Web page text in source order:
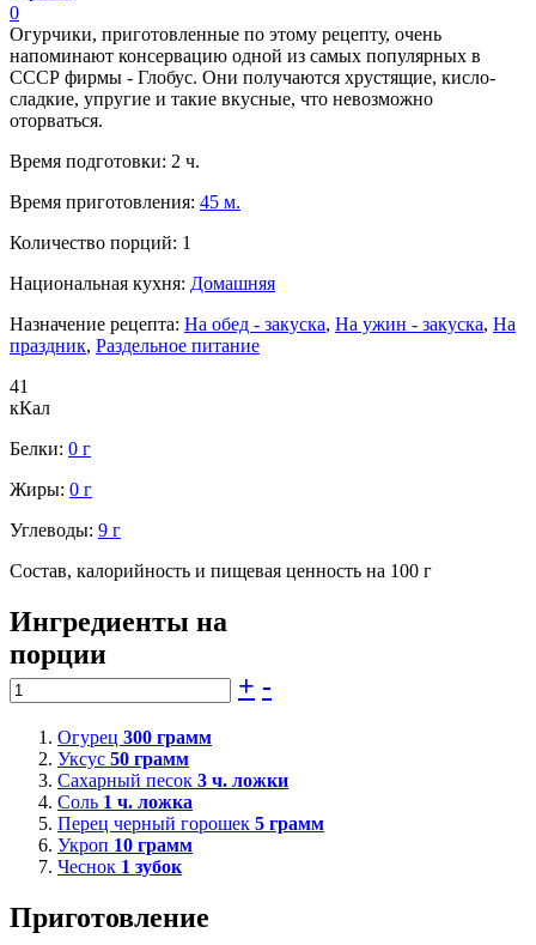
0
Огурчики, приготовленные по этому рецепту, очень
напоминают консервацию одной из самых популярных в
СССР фирмы - Глобус. Они получаются хрустящие, кисло-
сладкие, упругие и такие вкусные, что невозможно
оторваться.
Время подготовки: 2 ч.
Время приготовления: 45 м.
Количество порций: 1
Национальная кухня: Домашняя
Назначение рецепта: На обед - закуска, На ужин - закуска, На
праздник, Раздельное питание
41
кКал
Белки: 0 г
Жиры: 0 г
Углеводы: 9 г
Состав, калорийность и пищевая ценность на 100 г
Ингредиенты на
порции
+ -
Огурец 300 грамм
Уксус 50 грамм
Сахарный песок 3 ч. ложки
Соль 1 ч. ложка
Перец черный горошек 5 грамм
Укроп 10 грамм
Чеснок 1 зубок
Приготовление